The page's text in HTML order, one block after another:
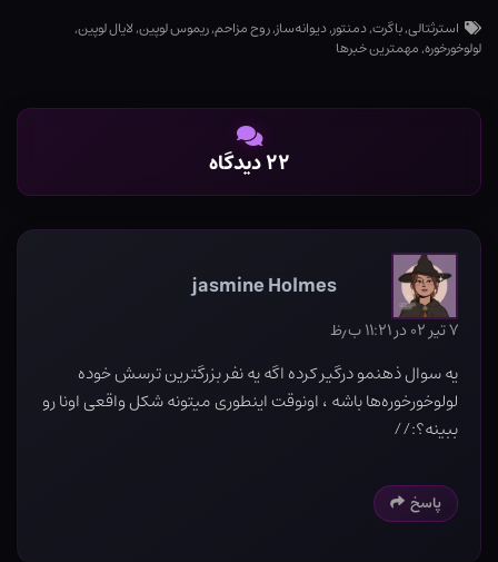
استرثتالی,باگرت,دمنتور,دیوانه‌ساز,روح مزاحم,ریموس لوپین,لایال لوپین,
لولوخورخوره,مهمترین خبرها
۲۲ دیدگاه
jasmine Holmes
۷ تیر ۰۲ در ۱۱:۲۱ ب٫ظ
یه سوال ذهنمو درگیر کرده اگه یه نفر بزرگترین ترسش خوده
لولوخورخوره‌ها باشه ، اونوقت اینطوری میتونه شکل واقعی اونا رو
ببینه؟://
پاسخ